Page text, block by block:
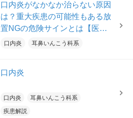
口内炎がなかなか治らない原因
は？重大疾患の可能性もある放
置NGの危険サインとは【医師
解説】
口内炎 耳鼻いんこう科系
口内炎
口内炎
耳鼻いんこう科系
疾患解説